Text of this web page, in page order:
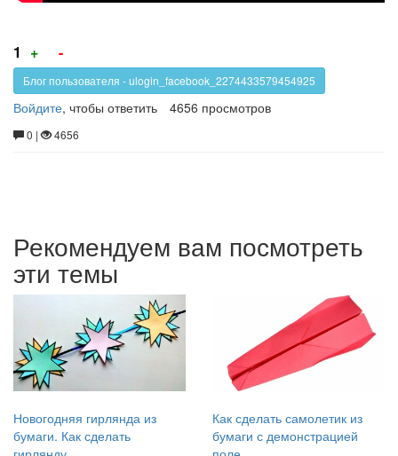
1 +
за!
-
против!
Блог пользователя - ulogin_facebook_2274433579454925
Войдите, чтобы ответить 4656 просмотров
0 | 4656
Рекомендуем вам посмотреть
эти темы
Новогодняя гирлянда из
бумаги. Как сделать
Как сделать самолетик из
бумаги с демонстрацией